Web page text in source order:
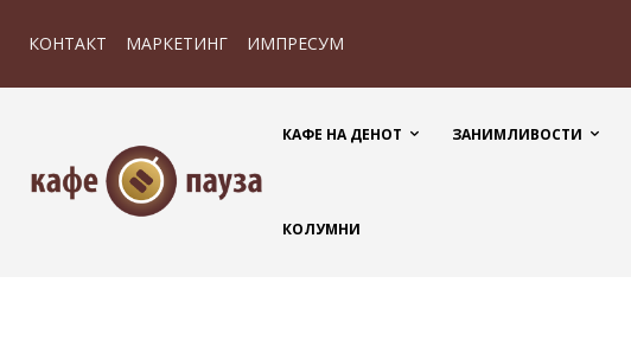
КОНТАКТ МАРКЕТИНГ ИМПРЕСУМ
КАФЕ НА ДЕНОТ ЗАНИМЛИВОСТИ
КОЛУМНИ